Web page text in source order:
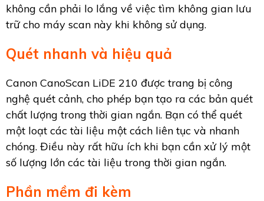
không cần phải lo lắng về việc tìm không gian lưu
trữ cho máy scan này khi không sử dụng.
Quét nhanh và hiệu quả
Canon CanoScan LiDE 210 được trang bị công
nghệ quét cảnh, cho phép bạn tạo ra các bản quét
chất lượng trong thời gian ngắn. Bạn có thể quét
một loạt các tài liệu một cách liên tục và nhanh
chóng. Điều này rất hữu ích khi bạn cần xử lý một
số lượng lớn các tài liệu trong thời gian ngắn.
Phần mềm đi kèm